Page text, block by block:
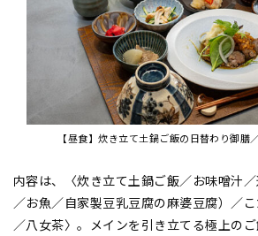
【昼食】炊き立て土鍋ご飯の日替わり御膳
内容は、〈炊き立て土鍋ご飯／お味噌汁
／お魚／自家製豆乳豆腐の麻婆豆腐）／
／八女茶〉。メインを引き立てる極上の